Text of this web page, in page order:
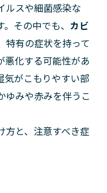
ルスや細菌感染な
その中でも、 カビ
特有の症状を持って
悪化する可能性があ
気がこもりやすい部
ゆみや赤みを伴うこ
方と、注意すべき症